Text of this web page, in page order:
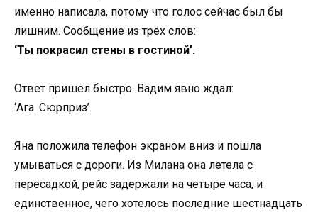
именно написала, потому что голос сейчас был бы
лишним. Сообщение из трёх слов:
‘Ты покрасил стены в гостиной’.
Ответ пришёл быстро. Вадим явно ждал:
‘Ага. Сюрприз’.
Яна положила телефон экраном вниз и пошла
умываться с дороги. Из Милана она летела с
пересадкой, рейс задержали на четыре часа, и
единственное, чего хотелось последние шестнадцать